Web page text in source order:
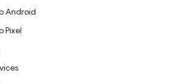
Android
Pixel